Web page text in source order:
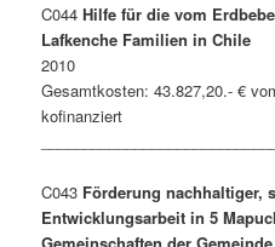
C044Hilfe für die vom
Lafkenche Familien in Chile
2010
Gesamtkosten: 43.827,20.- €
kofinanziert
C043 Förderung nachhaltiger,
Entwicklungsarbeit in 5